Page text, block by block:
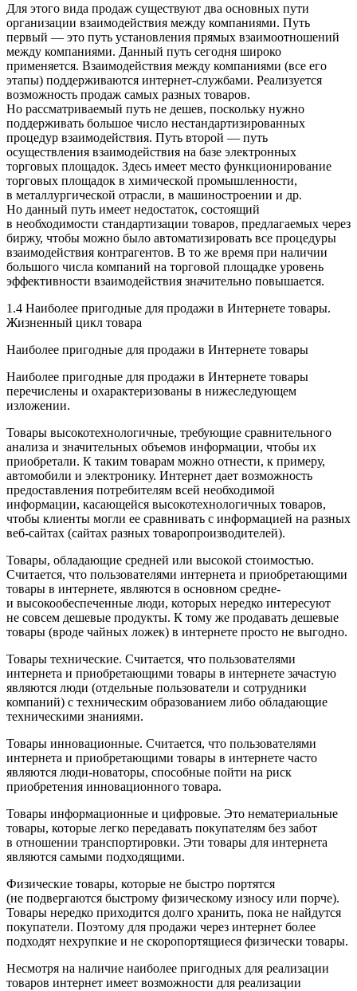
Для этого вида продаж существуют два основных пути
организации взаимодействия между компаниями. Путь
первый — это путь установления прямых взаимоотношений
между компаниями. Данный путь сегодня широко
применяется. Взаимодействия между компаниями (все его
этапы) поддерживаются интернет-службами. Реализуется
возможность продаж самых разных товаров.
Но рассматриваемый путь не дешев, поскольку нужно
поддерживать большое число нестандартизированных
процедур взаимодействия. Путь второй — путь
осуществления взаимодействия на базе электронных
торговых площадок. Здесь имеет место функционирование
торговых площадок в химической промышленности,
в металлургической отрасли, в машиностроении и др.
Но данный путь имеет недостаток, состоящий
в необходимости стандартизации товаров, предлагаемых через
биржу, чтобы можно было автоматизировать все процедуры
взаимодействия контрагентов. В то же время при наличии
большого числа компаний на торговой площадке уровень
эффективности взаимодействия значительно повышается.
1.4 Наиболее пригодные для продажи в Интернете товары.
Жизненный цикл товара
Наиболее пригодные для продажи в Интернете товары
Наиболее пригодные для продажи в Интернете товары
перечислены и охарактеризованы в нижеследующем
изложении.
Товары высокотехнологичные, требующие сравнительного
анализа и значительных объемов информации, чтобы их
приобретали. К таким товарам можно отнести, к примеру,
автомобили и электронику. Интернет дает возможность
предоставления потребителям всей необходимой
информации, касающейся высокотехнологичных товаров,
чтобы клиенты могли ее сравнивать с информацией на разных
веб-сайтах (сайтах разных товаропроизводителей).
Товары, обладающие средней или высокой стоимостью.
Считается, что пользователями интернета и приобретающими
товары в интернете, являются в основном средне-
и высокообеспеченные люди, которых нередко интересуют
не совсем дешевые продукты. К тому же продавать дешевые
товары (вроде чайных ложек) в интернете просто не выгодно.
Товары технические. Считается, что пользователями
интернета и приобретающими товары в интернете зачастую
являются люди (отдельные пользователи и сотрудники
компаний) с техническим образованием либо обладающие
техническими знаниями.
Товары инновационные. Считается, что пользователями
интернета и приобретающими товары в интернете часто
являются люди-новаторы, способные пойти на риск
приобретения инновационного товара.
Товары информационные и цифровые. Это нематериальные
товары, которые легко передавать покупателям без забот
в отношении транспортировки. Эти товары для интернета
являются самыми подходящими.
Физические товары, которые не быстро портятся
(не подвергаются быстрому физическому износу или порче).
Товары нередко приходится долго хранить, пока не найдутся
покупатели. Поэтому для продажи через интернет более
подходят нехрупкие и не скоропортящиеся физически товары.
Несмотря на наличие наиболее пригодных для реализации
товаров интернет имеет возможности для реализации